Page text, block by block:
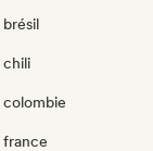
chili